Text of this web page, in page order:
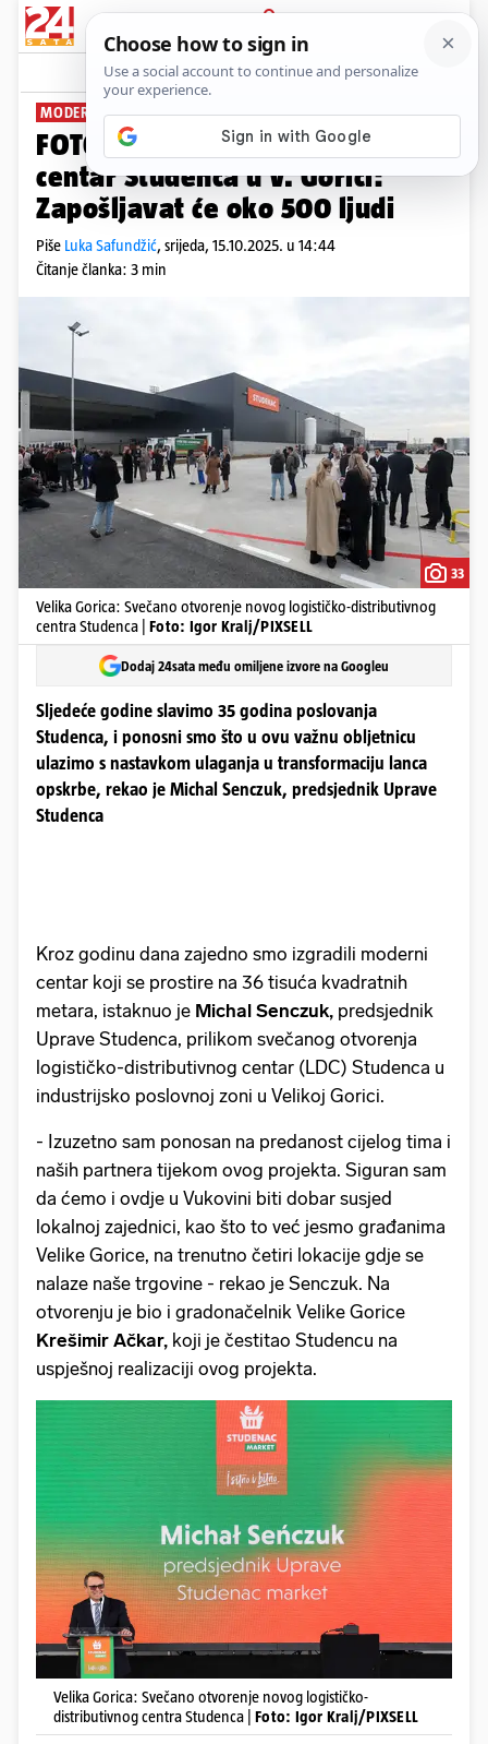
PRIJAVA
News Komentari
MODERNI CENTAR
FOTO Otvorili novi logistički
centar Studenca u V. Gorici:
Zapošljavat će oko 500 ljudi
Piše Luka Safundžić, srijeda, 15.10.2025. u 14:44
Čitanje članka: 3 min
33
Velika Gorica: Svečano otvorenje novog logističko-distributivnog
centra Studenca | Foto: Igor Kralj/PIXSELL
Dodaj 24sata među omiljene izvore na Googleu
Sljedeće godine slavimo 35 godina poslovanja
Studenca, i ponosni smo što u ovu važnu obljetnicu
ulazimo s nastavkom ulaganja u transformaciju lanca
opskrbe, rekao je Michal Senczuk, predsjednik Uprave
Studenca
Kroz godinu dana zajedno smo izgradili moderni
centar koji se prostire na 36 tisuća kvadratnih
metara, istaknuo je Michal Senczuk, predsjednik
Uprave Studenca, prilikom svečanog otvorenja
logističko-distributivnog centar (LDC) Studenca u
industrijsko poslovnoj zoni u Velikoj Gorici.
- Izuzetno sam ponosan na predanost cijelog tima i
naših partnera tijekom ovog projekta. Siguran sam
da ćemo i ovdje u Vukovini biti dobar susjed
lokalnoj zajednici, kao što to već jesmo građanima
Velike Gorice, na trenutno četiri lokacije gdje se
nalaze naše trgovine - rekao je Senczuk. Na
otvorenju je bio i gradonačelnik Velike Gorice
Krešimir Ačkar, koji je čestitao Studencu na
uspješnoj realizaciji ovog projekta.
Velika Gorica: Svečano otvorenje novog logističko-
distributivnog centra Studenca | Foto: Igor Kralj/PIXSELL